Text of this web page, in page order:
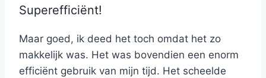
Superefficiënt!
Maar goed, ik deed het toch omdat het zo
makkelijk was. Het was bovendien een enorm
efficiënt gebruik van mijn tijd. Het scheelde